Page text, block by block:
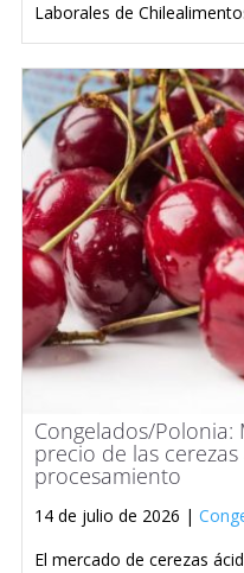
Laborales de
Congelados/Polonia:
precio de las
procesamiento
14 de julio de 2026 |
El mercado de cerezas